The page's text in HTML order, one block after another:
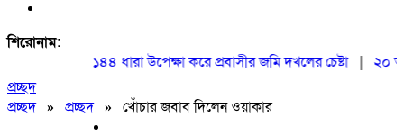
শিরোনাম:
১৪৪ ধারা উপেক্ষা করে প্রবাসীর জমি দখলের চেষ্টা|২০ আগস্ট
প্রচ্ছদ
প্রচ্ছদ» প্রচ্ছদ» খোঁচার জবাব দিলেন ওয়াকার